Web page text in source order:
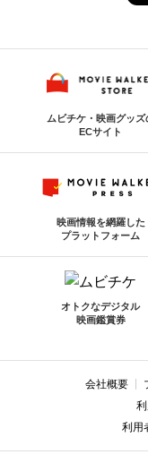
ムビチケ・映画グッズ
ECサイト
映画情報を網羅した
プラットフォーム
オトクなデジタル
映画鑑賞券
会社概要
利用